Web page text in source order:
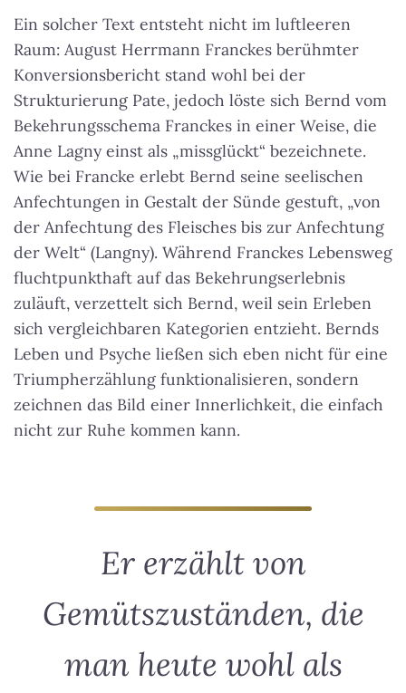
Ein solcher Text entsteht nicht im luftleeren
Raum: August Herrmann Franckes berühmter
Konversionsbericht stand wohl bei der
Strukturierung Pate, jedoch löste sich Bernd vom
Bekehrungsschema Franckes in einer Weise, die
Anne Lagny einst als „missglückt“ bezeichnete.
Wie bei Francke erlebt Bernd seine seelischen
Anfechtungen in Gestalt der Sünde gestuft, „von
der Anfechtung des Fleisches bis zur Anfechtung
der Welt“ (Langny). Während Franckes Lebensweg
fluchtpunkthaft auf das Bekehrungserlebnis
zuläuft, verzettelt sich Bernd, weil sein Erleben
sich vergleichbaren Kategorien entzieht. Bernds
Leben und Psyche ließen sich eben nicht für eine
Triumpherzählung funktionalisieren, sondern
zeichnen das Bild einer Innerlichkeit, die einfach
nicht zur Ruhe kommen kann.
Er erzählt von
Gemütszuständen, die
man heute wohl als